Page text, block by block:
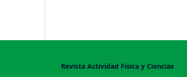
Revista Actividad Física y Ciencias